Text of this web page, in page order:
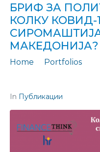
БРИФ ЗА
КОЛКУ КОВИД-
МАКЕДОНИЈА?
Home
Portfolios
In Публикации